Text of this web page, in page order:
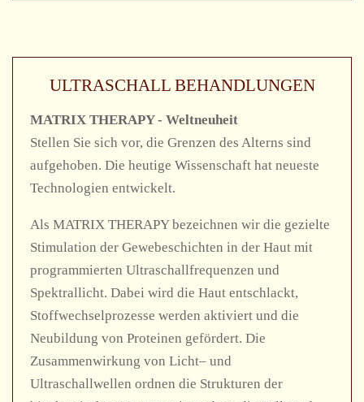
ULTRASCHALL BEHANDLUNGEN
MATRIX THERAPY - Weltneuheit
Stellen Sie sich vor, die Grenzen des Alterns sind
aufgehoben. Die heutige Wissenschaft hat neueste
Technologien entwickelt.
Als MATRIX THERAPY bezeichnen wir die gezielte
Stimulation der Gewebeschichten in der Haut mit
programmierten Ultraschallfrequenzen und
Spektrallicht. Dabei wird die Haut entschlackt,
Stoffwechselprozesse werden aktiviert und die
Neubildung von Proteinen gefördert. Die
Zusammenwirkung von Licht– und
Ultraschallwellen ordnen die Strukturen der